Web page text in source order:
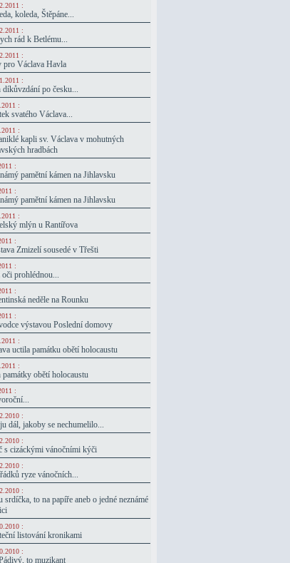
:
koleda, Štěpáne...
:
rád k Betlému...
:
pro Václava Havla
:
díkůvzdání po česku...
:
svatého Václava...
:
kapli sv. Václava v mohutných
hradbách
:
pamětní kámen na Jihlavsku
:
pamětní kámen na Jihlavsku
:
mlýn u Rantířova
:
Zmizelí sousedé v Třešti
:
oči prohlédnou...
:
neděle na Rounku
:
výstavou Poslední domovy
:
uctila památku obětí holocaustu
:
památky obětí holocaustu
:
:
dál, jakoby se nechumelilo...
:
s cizáckými vánočními kýči
:
ryze vánočních...
:
srdíčka, to na papíře aneb o jedné neznámé
:
listování kronikami
:
to muzikant